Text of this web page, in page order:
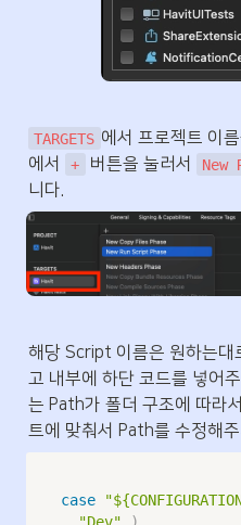
TARGETS 에서 프로젝트 이
에서 + 버튼을 눌러서 New
니다.
해당 Script 이름은 원하는대
고 내부에 하단 코드를 넣어
는 Path가 폴더 구조에 따라
트에 맞춰서 Path를 수정해
case
"Dev"
)